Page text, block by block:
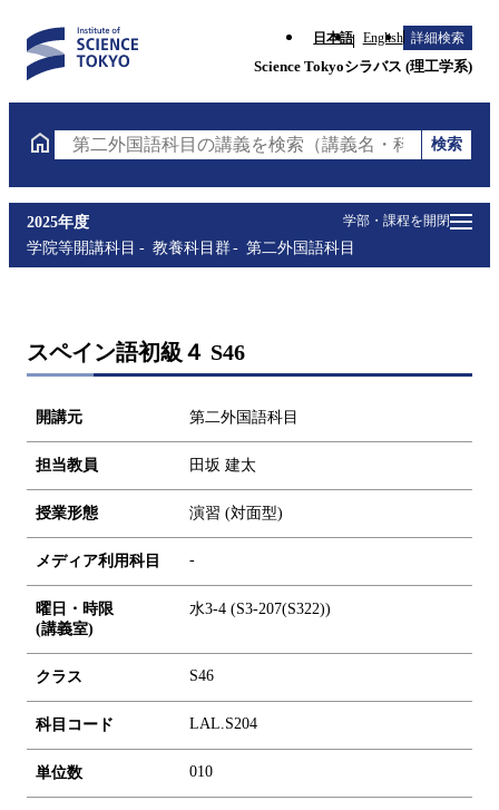
日本語 English 詳細検索
Science Tokyoシラバス (理工学系)
第二外国語科目の講義を検索（講義名・科目コード・
検索
学部・課程を開閉
2025年度
学院等開講科目
教養科目群 第二外国語科目
スペイン語初級４ S46
開講元 第二外国語科目
担当教員 田坂 建太
授業形態 演習 (対面型)
メディア利用科目 -
曜日・時限
(講義室)
水3-4 (S3-207(S322))
クラス S46
科目コード LAL.S204
単位数 010